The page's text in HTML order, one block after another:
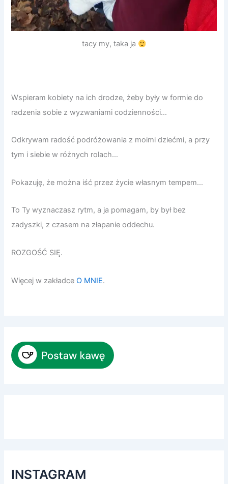
tacy my, taka ja
Wspieram kobiety na ich drodze, żeby były w formie do
radzenia sobie z wyzwaniami codzienności…
Odkrywam radość podróżowania z moimi dziećmi, a przy
tym i siebie w różnych rolach…
Pokazuję, że można iść przez życie własnym tempem…
To Ty wyznaczasz rytm, a ja pomagam, by był bez
zadyszki, z czasem na złapanie oddechu.
ROZGOŚĆ SIĘ.
Więcej w zakładceO MNIE.
INSTAGRAM